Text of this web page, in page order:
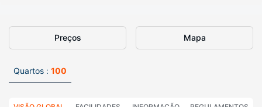
Preços Mapa
Quartos : 100